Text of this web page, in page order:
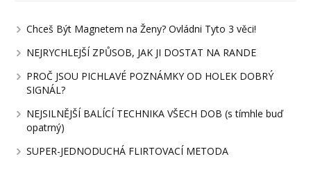
Chceš Být Magnetem na Ženy? Ovládni Tyto 3 věci!
NEJRYCHLEJŠÍ ZPŮSOB, JAK JI DOSTAT NA RANDE
PROČ JSOU PICHLAVÉ POZNÁMKY OD HOLEK DOBRÝ
SIGNÁL?
NEJSILNĚJŠÍ BALÍCÍ TECHNIKA VŠECH DOB (s tímhle buď
opatrný)
SUPER-JEDNODUCHÁ FLIRTOVACÍ METODA